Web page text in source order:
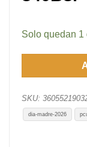
Solo quedan
SKU:
dia-madre-2026